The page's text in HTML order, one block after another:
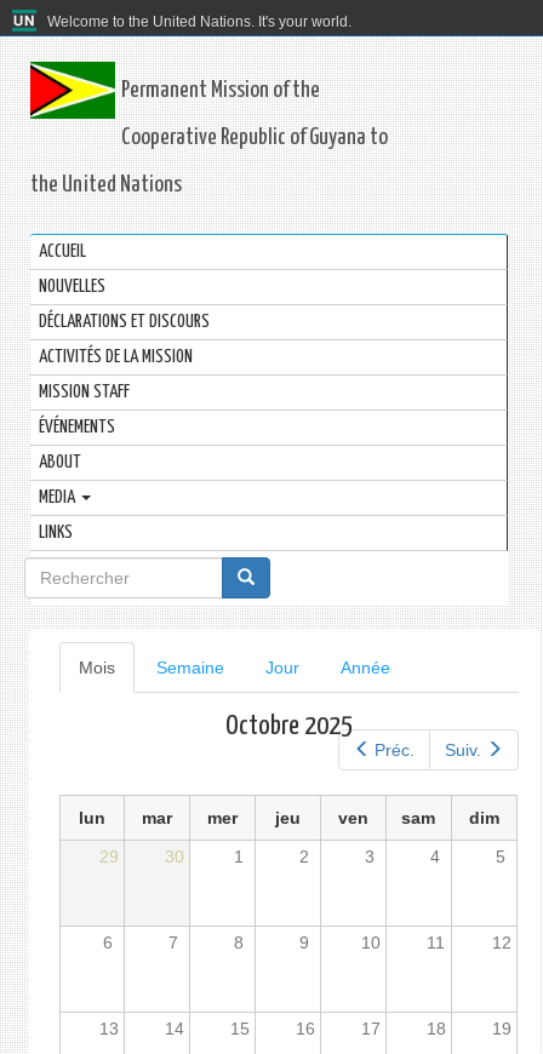
Welcome to the United Nations. It's your world.
Permanent Mission of the
Cooperative Republic of Guyana to
the United Nations
ACCUEIL
NOUVELLES
DÉCLARATIONS ET DISCOURS
ACTIVITÉS DE LA MISSION
MISSION STAFF
ÉVÉNEMENTS
ABOUT
MEDIA
LINKS
Formulaire
de
recherche
Onglets
principaux
Mois(onglet
actif)
Semaine Jour Année
Préc. Suiv.
Octobre 2025
lun mar mer jeu ven sam
dim
29
30 1 2 3 4 5
6 7 8 9 10 11 12
13 14 15 16 17 18 19